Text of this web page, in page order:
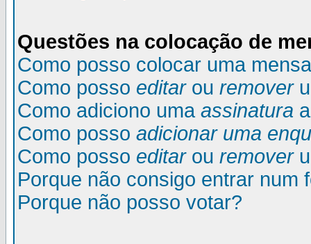
Questões na colocação de
Como posso colocar uma
Como posso editarou remover
Como adiciono uma assinatura
Como posso adicionar uma
Como posso editarou remover
Porque não consigo entrar num
Porque não posso votar?